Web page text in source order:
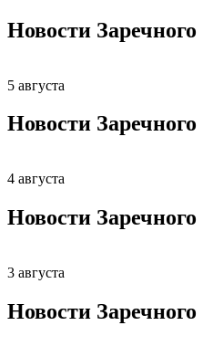
Новости Заречного
5 августа
Новости Заречного
4 августа
Новости Заречного
3 августа
Новости Заречного